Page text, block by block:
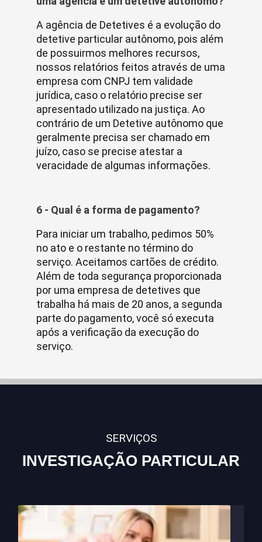
A agência de Detetives é a evolução do
detetive particular autônomo, pois além
de possuirmos melhores recursos,
nossos relatórios feitos através de uma
empresa com CNPJ tem validade
jurídica, caso o relatório precise ser
apresentado utilizado na justiça. Ao
contrário de um Detetive autônomo que
geralmente precisa ser chamado em
juízo, caso se precise atestar a
veracidade de algumas informações.
6 - Qual é a forma de pagamento?
Para iniciar um trabalho, pedimos 50%
no ato e o restante no término do
serviço. Aceitamos cartões de crédito.
Além de toda segurança proporcionada
por uma empresa de detetives que
trabalha há mais de 20 anos, a segunda
parte do pagamento, você só executa
após a verificação da execução do
serviço.
SERVIÇOS
INVESTIGAÇÃO PARTICULAR